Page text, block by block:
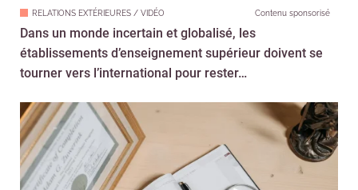
RELATIONS EXTÉRIEURES / VIDÉO Contenu sponsorisé
Dans un monde incertain et globalisé, les
établissements d’enseignement supérieur doivent se
tourner vers l’international pour rester…